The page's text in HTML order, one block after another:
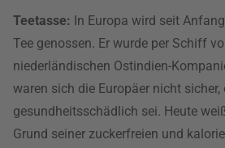
Teetasse: In Europa wird seit
Tee genossen. Er wurde per Schiff
niederländischen Ostindien-
waren sich die Europäer nicht sicher,
gesundheitsschädlich sei. Heute
Grund seiner zuckerfreien und